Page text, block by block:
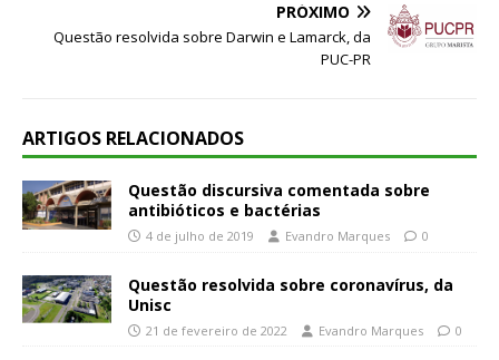
PRÓXIMO
Questão resolvida sobre Darwin e Lamarck, da
PUC-PR
ARTIGOS RELACIONADOS
Questão discursiva comentada sobre
antibióticos e bactérias
4 de julho de 2019 Evandro Marques 0
Questão resolvida sobre coronavírus, da
Unisc
21 de fevereiro de 2022 Evandro Marques 0